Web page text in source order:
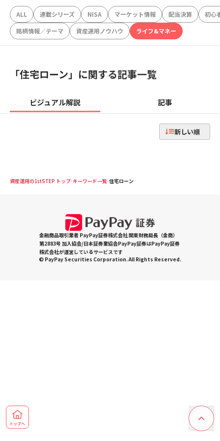
ALL 連載シリーズ NISA マーケット情報 配当決算
初心
銘柄情報／テーマ
資産運用ノウハウ ライフ&マネー
「住宅ローン」に関する記事一覧
ビジュアル解説 記事
新しい順
資産運用の1stSTEP トップ キーワード一覧 住宅ローン
金融商品取引業者 PayPay証券株式会社 関東財務局長（金商）
第2883号 加入協会/日本証券業協会PayPay証券はPayPay証券
株式会社が運営しているサービスです
© PayPay Securities Corporation. All Rights Reserved.